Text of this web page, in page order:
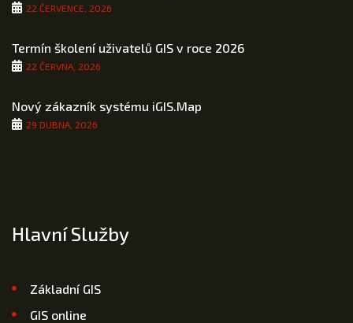
22 ČERVENCE, 2026
Termín školení uživatelů GIS v roce 2026
22 ČERVNA, 2026
Nový zákazník systému iGIS.Map
29 DUBNA, 2026
Hlavní Služby
Základní GIS
GIS online